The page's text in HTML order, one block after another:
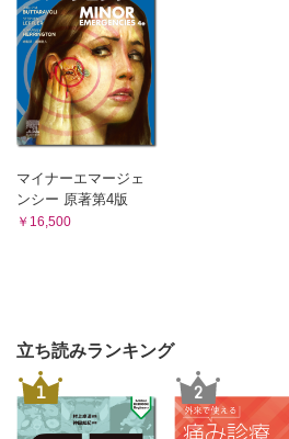
マイナーエマージェ
ンシー 原著第4版
￥16,500
立ち読みランキング
1 2